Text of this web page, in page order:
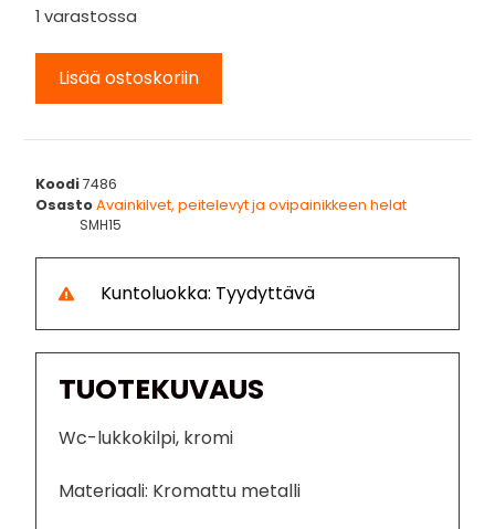
1 varastossa
Lisää ostoskoriin
Koodi7486
OsastoAvainkilvet, peitelevyt ja ovipainikkeen helat
SMH15
Kuntoluokka: Tyydyttävä
TUOTEKUVAUS
Wc-lukkokilpi, kromi
Materiaali: Kromattu metalli